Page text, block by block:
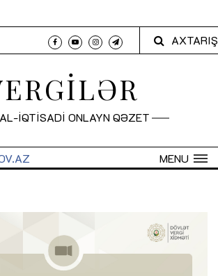
AXTARIŞ
İQTİSADİ ONLAYN QƏZET
MENU